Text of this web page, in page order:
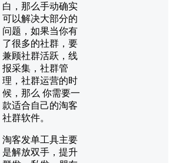
白，那么手动确实
可以解决大部分的
问题，如果当你有
了很多的社群，要
兼顾社群活跃，线
报采集，社群管
理，社群运营的时
候，那么 你需要一
款适合自己的淘客
社群软件。
淘客发单工具主要
是解放双手，提升